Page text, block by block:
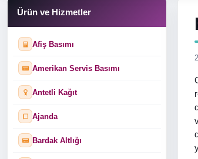
Ürün ve Hizmetler
Afiş Basımı
Amerikan Servis Basımı
Antetli Kağıt
Ajanda
Bardak Altlığı